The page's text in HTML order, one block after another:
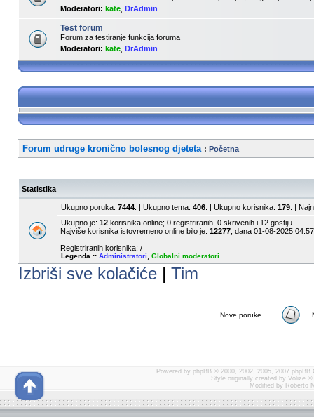
Moderatori: kate DrAdmin
Test forum
Forum za testiranje funkcija foruma
Moderatori: kate DrAdmin
Forum udruge kronično bolesnog djeteta : Početna
Statistika
Ukupno poruka: 7444 . | Ukupno tema: 406 . | Ukupno korisnika: 179 . |
Ukupno je: 12 korisnika online; 0 registriranih, 0 skrivenih i 12 gostiju..
Najviše korisnika istovremeno online bilo je: 12277 , dana 01-08-2025
Registriranih korisnika: /
Legenda :: Administratori Globalni moderatori
Izbriši sve kolačiće | Tim
Nove poruke
Powered by phpBB © 2000, 2002, 2005, 2007 phpBB
Style originally created by Volize ©
Modified by Roberto